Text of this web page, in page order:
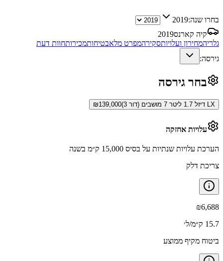
בחרו שנה:2019
קיה קארנס2019
גלריהמחירון ועלויותסקירהמפרט מלאבטיחותמכירותחוות דעת
גירסה:
בחר גירסה
LX דיזל 1.7 ליטר 7 מושבים (דור 3) ₪139,000
עלויות אחזקה
הערכת עלויות שנתיות על בסיס 15,000 ק״מ בשנה
צריכת דלק
₪6,688
15.7 ק״מ/ל׳
ביטוח מקיף ממוצע